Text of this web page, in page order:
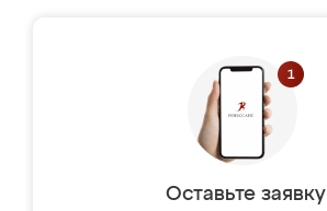
Оставьте заявку